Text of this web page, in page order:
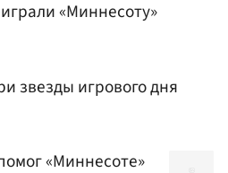
«Миннесоту»
звезды игрового дня
«Миннесоте»